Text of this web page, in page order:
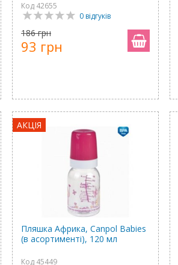
Код 42655
0 відгуків
186 грн
93 грн
АКЦІЯ
Пляшка Африка, Canpol Babies
(в асортименті), 120 мл
Код 45449